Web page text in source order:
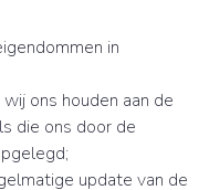
in
ons houden aan de
die ons door de
update van de